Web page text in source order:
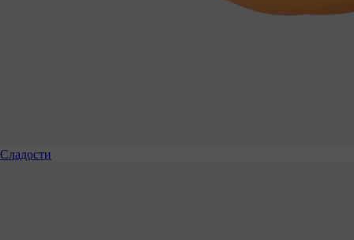
Сладости